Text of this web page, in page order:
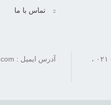
تماس با ما
آدرس ایمیل : info[at]behrizan-design.com
شماره تماس : ۸۸۰۶۹۶۶۹ - ۰۲۱ ،